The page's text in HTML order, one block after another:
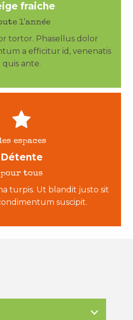
fraiche
l'année
tortor. Phasellus dolor
a efficitur id, venenatis
quis ante.
espaces
Détente
pour tous
turpis. Ut blandit justo sit
suscipit.